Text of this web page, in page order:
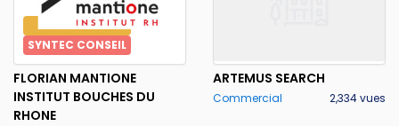
PREMIUM
SYNTEC CONSEIL
FLORIAN MANTIONE
INSTITUT BOUCHES DU
RHONE
ARTEMUS SEARCH
Commercial 2,334 vues